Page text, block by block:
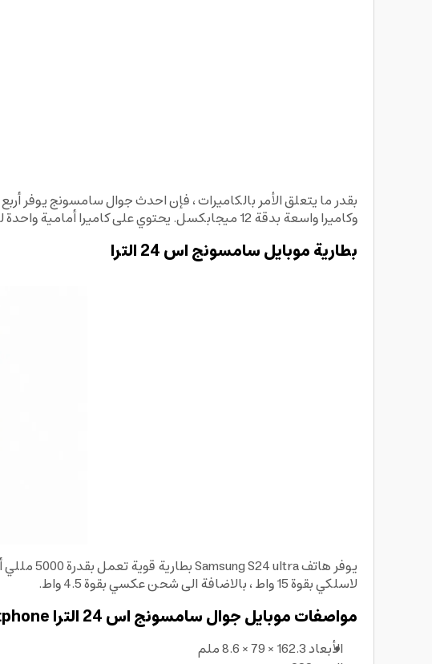
وكاميرا واسعة بدقة 12 ميجابكسل. يحتوي على كاميرا أمامية واحدة لصور السيلفي ، ويضم مستشعرًا بدقة 12 ميجابكسل بفتحة عدسة.
بطارية موبايل سامسونج اس 24 الترا
لاسلكي بقوة 15 واط ، بالاضافة الى شحن عكسي بقوة 4.5 واط.
مواصفات موبايل جوال سامسونج اس 24 الترا Samsung Galaxy S24 Ultra Dual SIM Smartphone:
الأبعاد 162.3 × 79 × 8.6 ملم